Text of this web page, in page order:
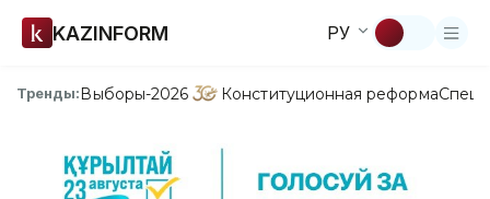
KAZINFORM РУ
Тренды:Выборы-2026 Конституционная реформа